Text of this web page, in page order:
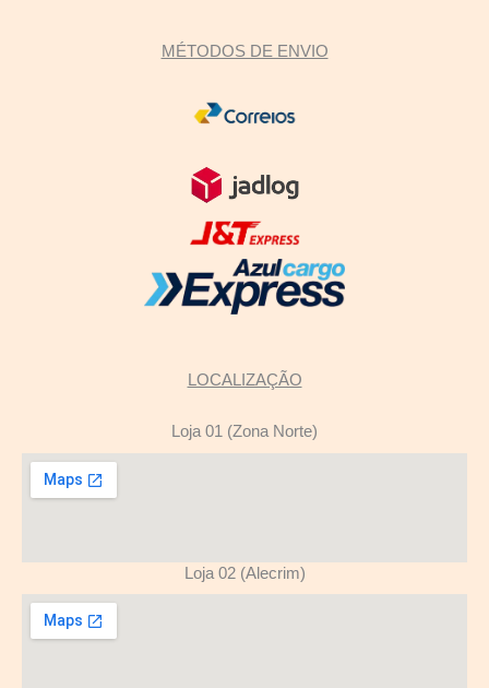
MÉTODOS DE ENVIO
LOCALIZAÇÃO
Loja 01 (Zona Norte)
Loja 02 (Alecrim)